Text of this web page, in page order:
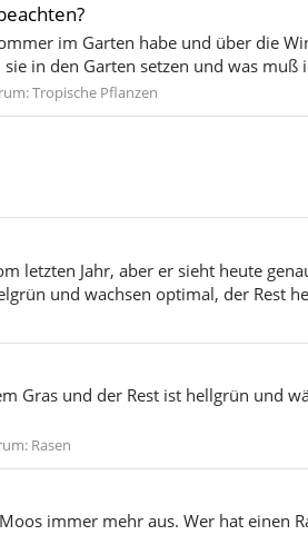
im Garten habe und über die
in den Garten setzen und was
Tropische Pflanzen
letzten Jahr, aber er sieht heute
und wachsen optimal, der Rest
Gras und der Rest ist hellgrün und
Rasen
immer mehr aus. Wer hat einen